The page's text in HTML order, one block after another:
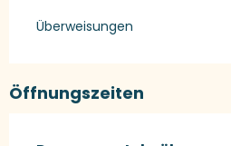
Überweisungen
Öffnungszeiten